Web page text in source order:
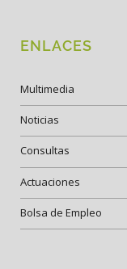
ENLACES
Multimedia
Noticias
Consultas
Actuaciones
Bolsa de Empleo